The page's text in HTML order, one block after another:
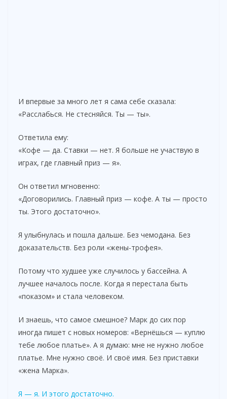
И впервые за много лет я сама себе сказала:
«Расслабься. Не стесняйся. Ты — ты».
Ответила ему:
«Кофе — да. Ставки — нет. Я больше не участвую в
играх, где главный приз — я».
Он ответил мгновенно:
«Договорились. Главный приз — кофе. А ты — просто
ты. Этого достаточно».
Я улыбнулась и пошла дальше. Без чемодана. Без
доказательств. Без роли «жены-трофея».
Потому что худшее уже случилось у бассейна. А
лучшее началось после. Когда я перестала быть
«показом» и стала человеком.
И знаешь, что самое смешное? Марк до сих пор
иногда пишет с новых номеров: «Вернёшься — куплю
тебе любое платье». А я думаю: мне не нужно любое
платье. Мне нужно своё. И своё имя. Без приставки
«жена Марка».
Я — я. И этого достаточно.